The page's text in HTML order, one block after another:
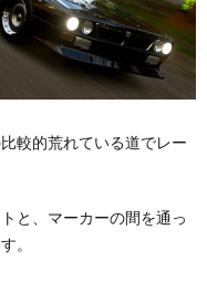
較的荒れている道でレー
と、マーカーの間を通っ
。